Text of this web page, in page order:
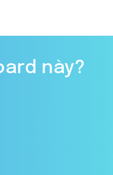
này?